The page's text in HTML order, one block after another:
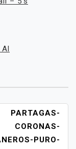
PARTAGAS-
CORONAS-
PURO-